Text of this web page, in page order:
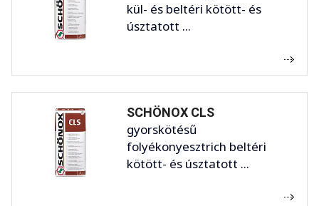
kül- és beltéri kötött- és
úsztatott ...
SCHÖNOX CLS
gyorskötésű
folyékonyesztrich beltéri
kötött- és úsztatott ...